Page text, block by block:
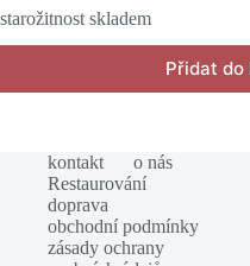
starožitnost skladem
Přidat do
kontakt
o nás
Restaurování
doprava
obchodní podmínky
zásady ochrany